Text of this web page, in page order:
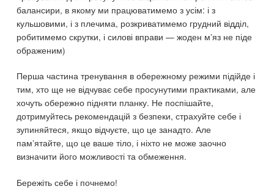
балансири, в якому ми працюватимемо з усім: і з
кульшовими, і з плечима, розкриватимемо грудний відділ,
робитимемо скрутки, і силові вправи — жоден м’яз не піде
ображеним)
Перша частина тренування в обережному режими підійде і
тим, хто ще не відчуває себе просунутими практиками, але
хочуть обережно підняти планку. Не поспішайте,
дотримуйтесь рекомендацій з безпеки, страхуйте себе і
зупиняйтеся, якщо відчуєте, що це занадто. Але
пам’ятайте, що це ваше тіло, і ніхто не може заочно
визначити його можливості та обмеження.
Бережіть себе і почнемо!